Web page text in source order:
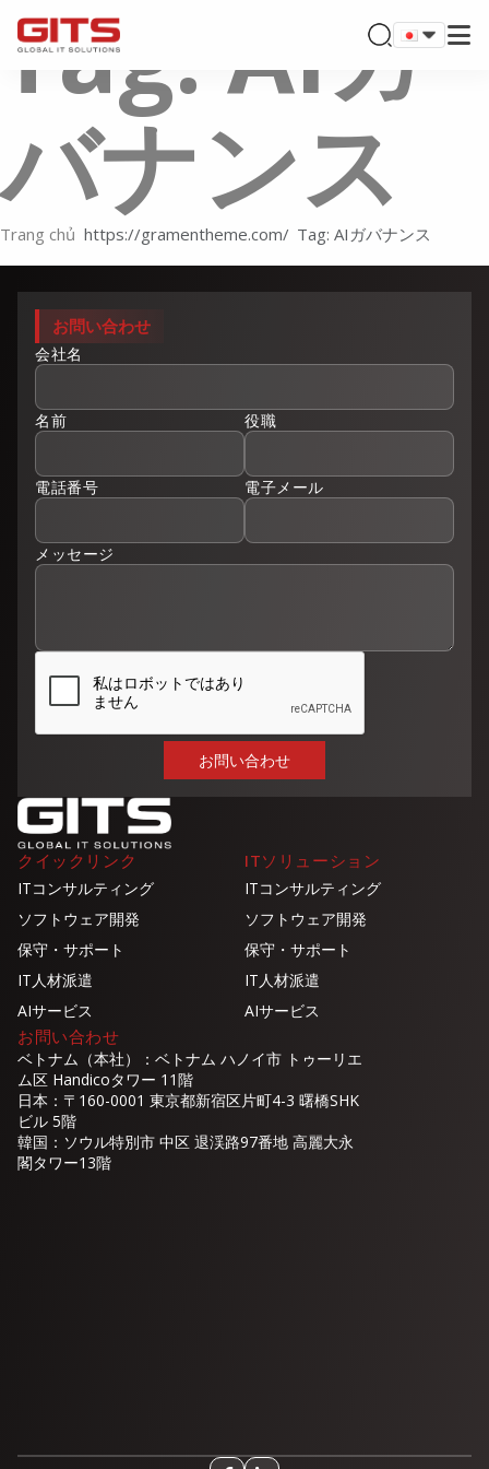
Tag: AIガ
バナンス
Trang chủ Tag: AIガバナンス
お問い合わせ
会社名
名前 役職
電話番号 電子メール
メッセージ
クイックリンク
ITコンサルティング
ソフトウェア開発
保守・サポート
IT人材派遣
AIサービス
ITソリューション
ITコンサルティング
ソフトウェア開発
保守・サポート
IT人材派遣
AIサービス
お問い合わせ
ベトナム（本社）：ベトナム ハノイ市 トゥーリエ
ム区 Handicoタワー 11階
日本：〒160-0001 東京都新宿区片町4-3 曙橋SHK
ビル 5階
韓国：ソウル特別市 中区 退渓路97番地 高麗大永
閣タワー13階